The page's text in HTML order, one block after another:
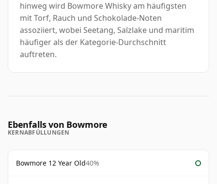
hinweg wird Bowmore Whisky am häufigsten
mit Torf, Rauch und Schokolade-Noten
assoziiert, wobei Seetang, Salzlake und maritim
häufiger als der Kategorie-Durchschnitt
auftreten.
Ebenfalls von Bowmore
KERNABFÜLLUNGEN
Bowmore 12 Year Old40%